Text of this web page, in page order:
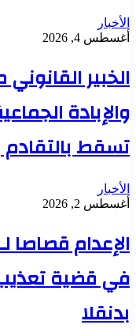
الأخبار
أغسطس 4, 2026
الخبير
والإبادة
تسقط بالتقادم
الأخبار
أغسطس 2, 2026
في قضية
بدنقلا